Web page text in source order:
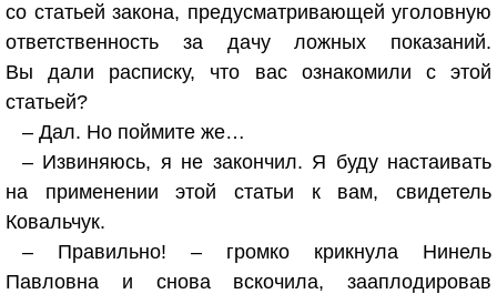
со статьей закона, предусматривающей уголовную
ответственность за дачу ложных показаний.
Вы дали расписку, что вас ознакомили с этой
статьей?
– Дал. Но поймите же…
– Извиняюсь, я не закончил. Я буду настаивать
на применении этой статьи к вам, свидетель
Ковальчук.
– Правильно! – громко крикнула Нинель
Павловна и снова вскочила, зааплодировав